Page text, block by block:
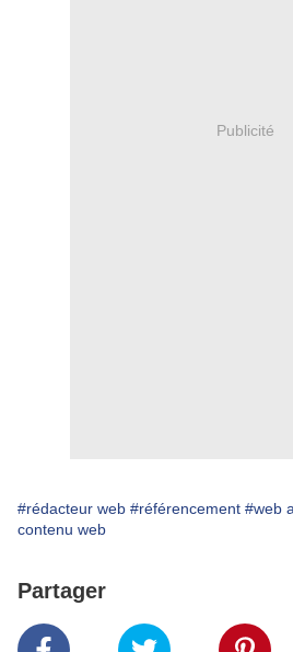
Publicité
#rédacteur web #référencement #web
contenu web
Partager